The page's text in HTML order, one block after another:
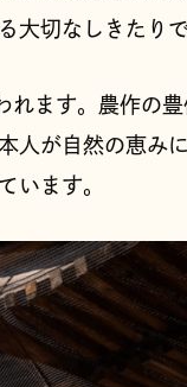
)
大切なしきたり
れます。農作の
人が自然の恵み
います。